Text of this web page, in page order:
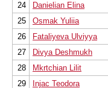
24
Danielian Elina
25
Osmak Yuliia
26
Fataliyeva Ulviyya
27
Divya Deshmukh
28
Mkrtchian Lilit
29
Injac Teodora